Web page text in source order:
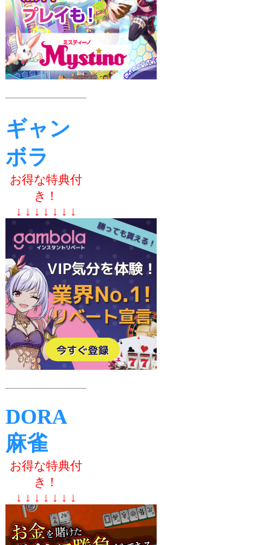
ギャン
ボラ
お得な特典付
き！
↓ ↓ ↓ ↓ ↓ ↓ ↓
DORA
麻雀
お得な特典付
き！
↓ ↓ ↓ ↓ ↓ ↓ ↓